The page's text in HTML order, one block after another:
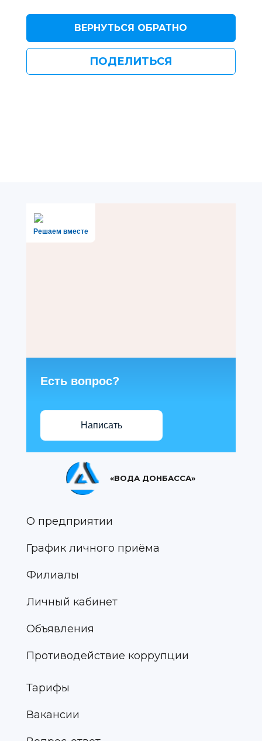
ВЕРНУТЬСЯ ОБРАТНО
ПОДЕЛИТЬСЯ
Решаем вместе
Есть вопрос?
Написать
«ВОДА ДОНБАССА»
О предприятии
График личного приёма
Филиалы
Личный кабинет
Объявления
Противодействие коррупции
Тарифы
Вакансии